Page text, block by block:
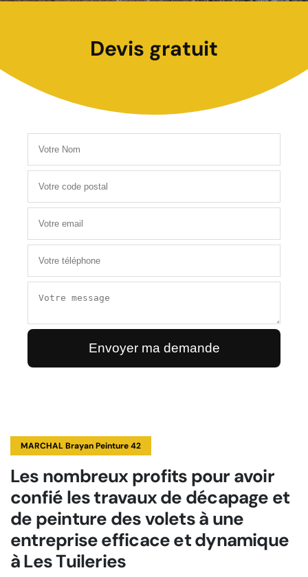
Devis gratuit
MARCHAL Brayan Peinture 42
Les nombreux profits pour avoir
confié les travaux de décapage et
de peinture des volets à une
entreprise efficace et dynamique
à Les Tuileries